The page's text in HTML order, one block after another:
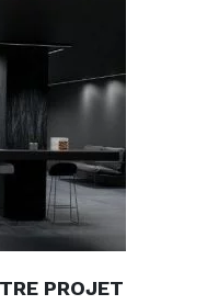
PROJET